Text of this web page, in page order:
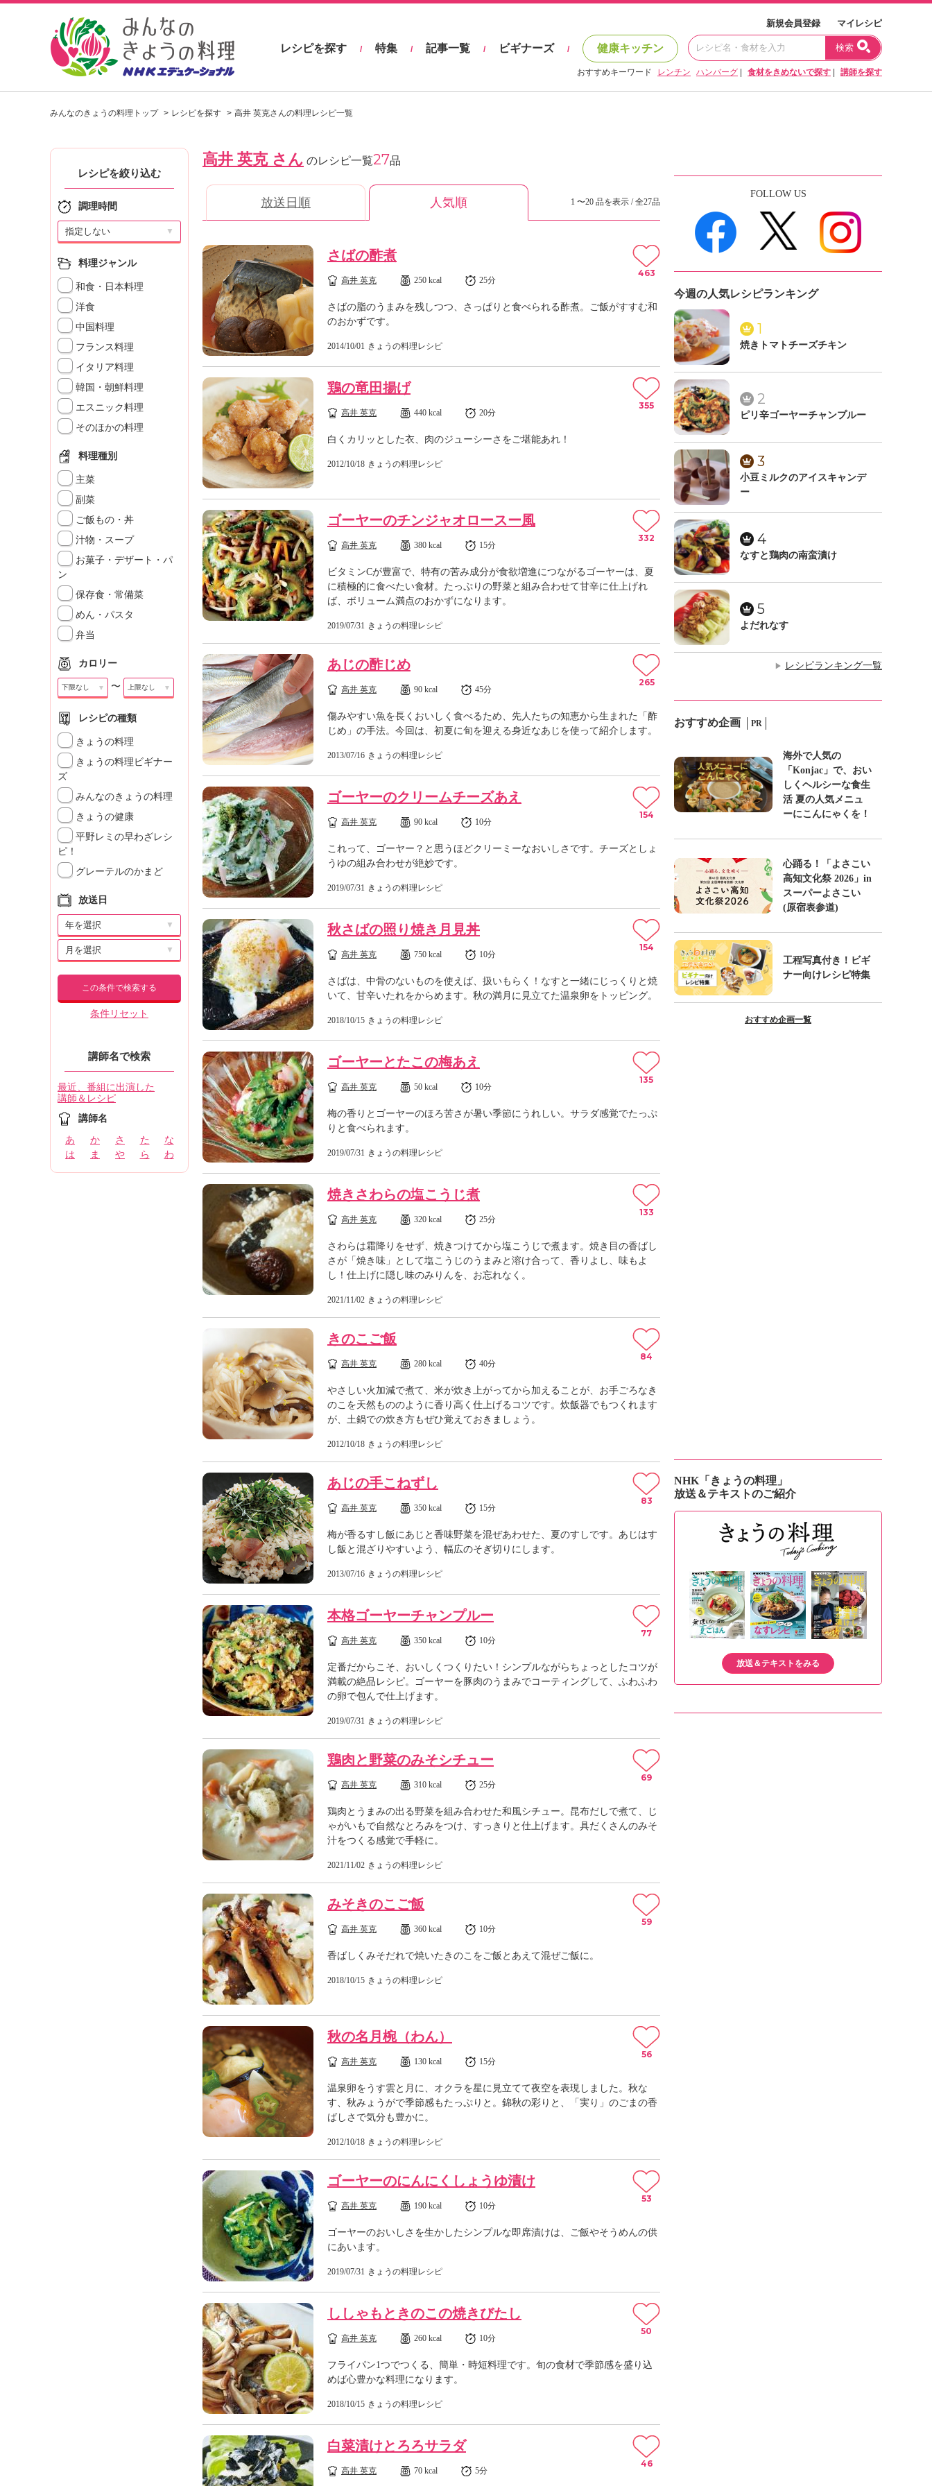
し
シ
を
よ
う
。
N
H
K
エ
デ
ケ
ー
シ
ョ
ナ
ル
「
み
な
の
き
ょ
う
の
料
理
」
新規会員登録 マイレシピ
レシピを探す / 特集 / 記事一覧 / ビギナーズ / 健康キッチン 検索
おすすめキーワード レンチン ハンバーグ 食材をきめないで探す 講師を探す
みんなのきょうの料理トップ レシピを探す 高井 英克さんの料理レシピ一覧
レシピを絞り込む
調理時間
▼
料理ジャンル
和食・日本料理
洋食
中国料理
フランス料理
イタリア料理
韓国・朝鮮料理
エスニック料理
そのほかの料理
料理種別
主菜
副菜
ご飯もの・丼
汁物・スープ
お菓子・デザート・パ
ン
保存食・常備菜
めん・パスタ
弁当
カロリー
▼ 〜 ▼
レシピの種類
きょうの料理
きょうの料理ビギナー
ズ
みんなのきょうの料理
きょうの健康
平野レミの早わざレシ
ピ！
グレーテルのかまど
放送日
▼
▼
この条件で検索する
条件リセット
講師名で検索
最近、番組に出演した
講師＆レシピ
講師名
あ か さ た
な
は
ま や ら わ
高井 英克 さん のレシピ一覧27品
放送日順 人気順 1 〜20 品を表示 / 全27品
さばの酢煮
高井 英克 250 kcal 25分
さばの脂のうまみを残しつつ、さっぱりと食べられる酢煮。ご飯がすすむ和
のおかずです。
2014/10/01 きょうの料理レシピ
463
鶏の竜田揚げ
高井 英克 440 kcal 20分
白くカリッとした衣、肉のジューシーさをご堪能あれ！
2012/10/18 きょうの料理レシピ
355
ゴーヤーのチンジャオロースー風
高井 英克 380 kcal 15分
ビタミンCが豊富で、特有の苦み成分が食欲増進につながるゴーヤーは、夏
に積極的に食べたい食材。たっぷりの野菜と組み合わせて甘辛に仕上げれ
ば、ボリューム満点のおかずになります。
2019/07/31 きょうの料理レシピ
332
あじの酢じめ
高井 英克 90 kcal 45分
傷みやすい魚を長くおいしく食べるため、先人たちの知恵から生まれた「酢
じめ」の手法。今回は、初夏に旬を迎える身近なあじを使って紹介します。
2013/07/16 きょうの料理レシピ
265
ゴーヤーのクリームチーズあえ
高井 英克 90 kcal 10分
これって、ゴーヤー？と思うほどクリーミーなおいしさです。チーズとしょ
うゆの組み合わせが絶妙です。
2019/07/31 きょうの料理レシピ
154
秋さばの照り焼き月見丼
高井 英克 750 kcal 10分
さばは、中骨のないものを使えば、扱いもらく！なすと一緒にじっくりと焼
いて、甘辛いたれをからめます。秋の満月に見立てた温泉卵をトッピング。
2018/10/15 きょうの料理レシピ
154
ゴーヤーとたこの梅あえ
高井 英克 50 kcal 10分
梅の香りとゴーヤーのほろ苦さが暑い季節にうれしい。サラダ感覚でたっぷ
りと食べられます。
2019/07/31 きょうの料理レシピ
135
焼きさわらの塩こうじ煮
高井 英克 320 kcal 25分
さわらは霜降りをせず、焼きつけてから塩こうじで煮ます。焼き目の香ばし
さが「焼き味」として塩こうじのうまみと溶け合って、香りよし、味もよ
し！仕上げに隠し味のみりんを、お忘れなく。
2021/11/02 きょうの料理レシピ
133
きのこご飯
高井 英克 280 kcal 40分
やさしい火加減で煮て、米が炊き上がってから加えることが、お手ごろなき
のこを天然もののように香り高く仕上げるコツです。炊飯器でもつくれます
が、土鍋での炊き方もぜひ覚えておきましょう。
2012/10/18 きょうの料理レシピ
84
あじの手こねずし
高井 英克 350 kcal 15分
梅が香るすし飯にあじと香味野菜を混ぜあわせた、夏のすしです。あじはす
し飯と混ざりやすいよう、幅広のそぎ切りにします。
2013/07/16 きょうの料理レシピ
83
本格ゴーヤーチャンプルー
高井 英克 350 kcal 10分
定番だからこそ、おいしくつくりたい！シンプルながらちょっとしたコツが
満載の絶品レシピ。ゴーヤーを豚肉のうまみでコーティングして、ふわふわ
の卵で包んで仕上げます。
2019/07/31 きょうの料理レシピ
77
鶏肉と野菜のみそシチュー
高井 英克 310 kcal 25分
鶏肉とうまみの出る野菜を組み合わせた和風シチュー。昆布だしで煮て、じ
ゃがいもで自然なとろみをつけ、すっきりと仕上げます。具だくさんのみそ
汁をつくる感覚で手軽に。
2021/11/02 きょうの料理レシピ
69
みそきのこご飯
高井 英克 360 kcal 10分
香ばしくみそだれで焼いたきのこをご飯とあえて混ぜご飯に。
2018/10/15 きょうの料理レシピ
59
秋の名月椀（わん）
高井 英克 130 kcal 15分
温泉卵をうす雲と月に、オクラを星に見立てて夜空を表現しました。秋な
す、秋みょうがで季節感もたっぷりと。錦秋の彩りと、「実り」のごまの香
ばしさで気分も豊かに。
2012/10/18 きょうの料理レシピ
56
ゴーヤーのにんにくしょうゆ漬け
高井 英克 190 kcal 10分
ゴーヤーのおいしさを生かしたシンプルな即席漬けは、ご飯やそうめんの供
にあいます。
2019/07/31 きょうの料理レシピ
53
ししゃもときのこの焼きびたし
高井 英克 260 kcal 10分
フライパン1つでつくる、簡単・時短料理です。旬の食材で季節感を盛り込
めば心豊かな料理になります。
2018/10/15 きょうの料理レシピ
50
白菜漬けとろろサラダ
高井 英克 70 kcal 5分
46
FOLLOW US
今週の人気レシピランキング
1
焼きトマトチーズチキン
2
ピリ辛ゴーヤーチャンプルー
3
小豆ミルクのアイスキャンデ
ー
4
なすと鶏肉の南蛮漬け
5
よだれなす
▶ レシピランキング一覧
おすすめ企画 PR
海外で人気の
「Konjac」で、おい
しくヘルシーな食生
活 夏の人気メニュ
ーにこんにゃくを！
心踊る！「よさこい
高知文化祭 2026」in
スーパーよさこい
(原宿表参道)
工程写真付き！ビギ
ナー向けレシピ特集
おすすめ企画一覧
NHK「きょうの料理」
放送＆テキストのご紹介
放送＆テキストをみる